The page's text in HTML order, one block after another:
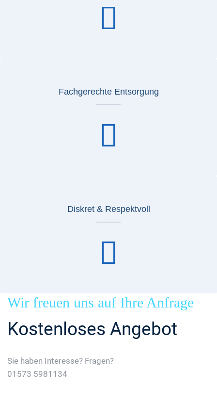
Fachgerechte Entsorgung
Diskret & Respektvoll
Wir freuen uns auf Ihre Anfrage
Kostenloses Angebot
Sie haben Interesse? Fragen?
01573 5981134